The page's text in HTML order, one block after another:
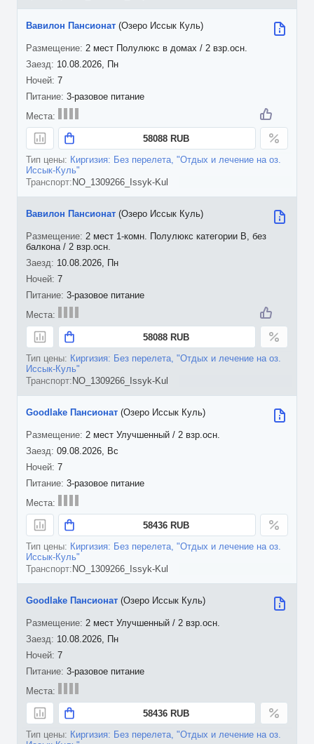
10.08.2026, Пн
7
Вавилон Пансионат (Озеро Иссык Куль)
2 мест Полулюкс в домах / 2 взр.осн.
3-разовое питание
58088 RUB
Киргизия: Без перелета, "Отдых и лечение на оз.
Иссык-Куль"
NO_1309266_Issyk-Kul
10.08.2026, Пн
7
Вавилон Пансионат (Озеро Иссык Куль)
2 мест 1-комн. Полулюкс категории В, без
балкона / 2 взр.осн.
3-разовое питание
58088 RUB
Киргизия: Без перелета, "Отдых и лечение на оз.
Иссык-Куль"
NO_1309266_Issyk-Kul
09.08.2026, Вс
7
Goodlake Пансионат (Озеро Иссык Куль)
2 мест Улучшенный / 2 взр.осн.
3-разовое питание
58436 RUB
Киргизия: Без перелета, "Отдых и лечение на оз.
Иссык-Куль"
NO_1309266_Issyk-Kul
10.08.2026, Пн
7
Goodlake Пансионат (Озеро Иссык Куль)
2 мест Улучшенный / 2 взр.осн.
3-разовое питание
58436 RUB
Киргизия: Без перелета, "Отдых и лечение на оз.